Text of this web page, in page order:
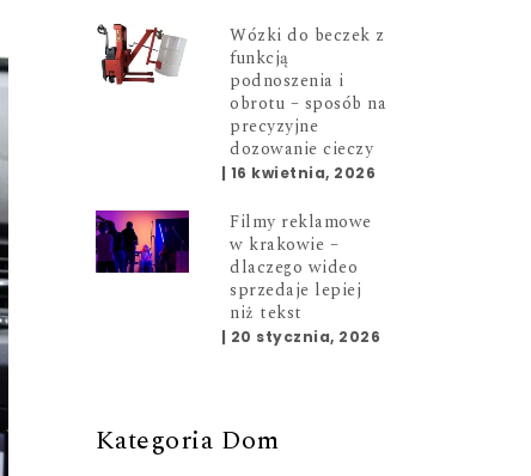
Wózki do beczek z
funkcją
podnoszenia i
obrotu – sposób na
precyzyjne
dozowanie cieczy
| 16 kwietnia, 2026
Filmy reklamowe
w krakowie –
dlaczego wideo
sprzedaje lepiej
niż tekst
| 20 stycznia, 2026
Kategoria Dom